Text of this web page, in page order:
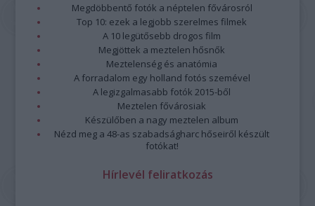
Megdöbbentő fotók a néptelen fővárosról
Top 10: ezek a legjobb szerelmes filmek
A 10 legütősebb drogos film
Megjöttek a meztelen hősnők
Meztelenség és anatómia
A forradalom egy holland fotós szemével
A legizgalmasabb fotók 2015-ből
Meztelen fővárosiak
Készülőben a nagy meztelen album
Nézd meg a 48-as szabadságharc hőseiről készült
fotókat!
Hírlevél feliratkozás